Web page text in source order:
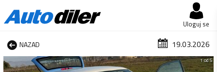
Uloguj se
NAZAD 19.03.2026
1 od 5